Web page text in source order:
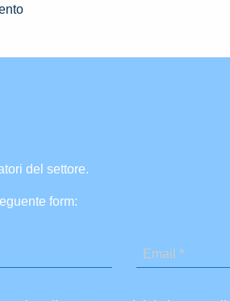
del settore.
form: